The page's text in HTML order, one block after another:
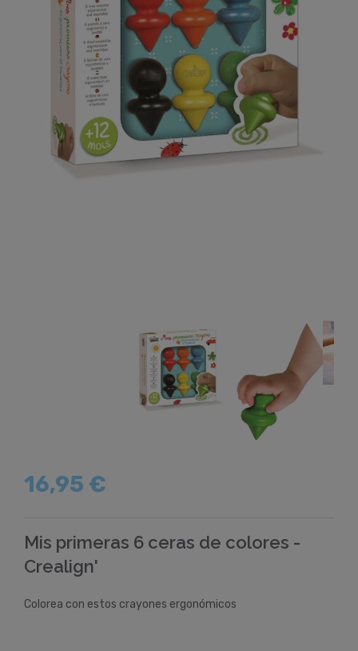
16,95 €
Mis primeras 6 ceras de colores -
Crealign'
Colorea con estos crayones ergonómicos